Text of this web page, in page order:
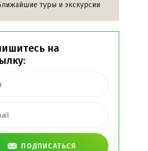
туры и экскурсии
на
ПОДПИСАТЬСЯ